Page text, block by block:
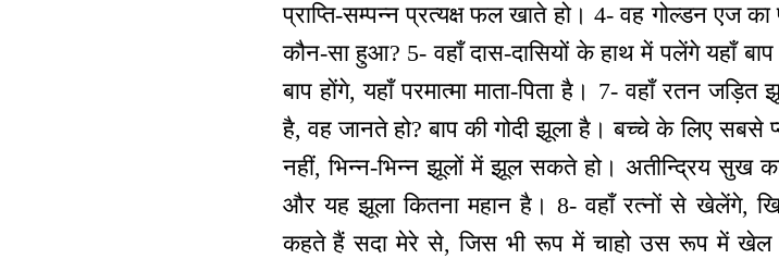
प्राप्ति-सम्पन्न प्रत्यक्ष फल खाते हो। 4- वह गोल्डन
कौन-सा हुआ? 5- वहाँ दास-दासियों के हाथ में पलेंगे यहाँ
बाप होंगे, यहाँ परमात्मा माता-पिता है। 7- वहाँ रतन
है, वह जानते हो? बाप की गोदी झूला है। बच्चे के लिए सबसे
नहीं, भिन्न-भिन्न झूलों में झूल सकते हो। अतीन्द्रिय सुख
और यह झूला कितना महान है। 8- वहाँ रत्नों से खेलेंगे,
कहते हैं सदा मेरे से, जिस भी रूप में चाहो उस रूप में